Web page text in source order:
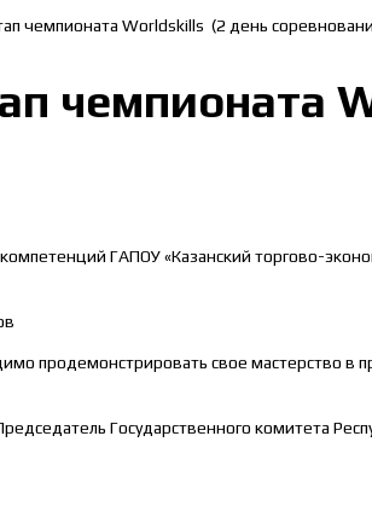
чемпионата Worldskills (2 день
чемпионата
ГАПОУ «Казанский торгово-
продемонстрировать свое мастерство в
Государственного комитета